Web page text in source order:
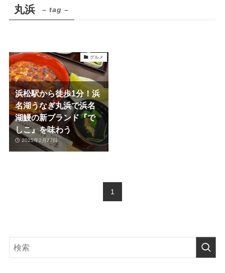
丸浜 – tag –
グルメ
浜松駅から徒歩1分！浜
名湖うなぎ丸浜で浜名
湖鰻の新ブランド『で
しこ』を味わう
2025年2月27日
1